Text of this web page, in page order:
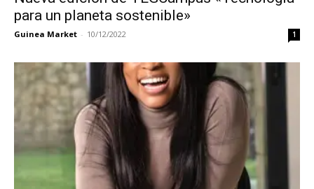
para un planeta sostenible»
Guinea Market - 10/12/2022 1